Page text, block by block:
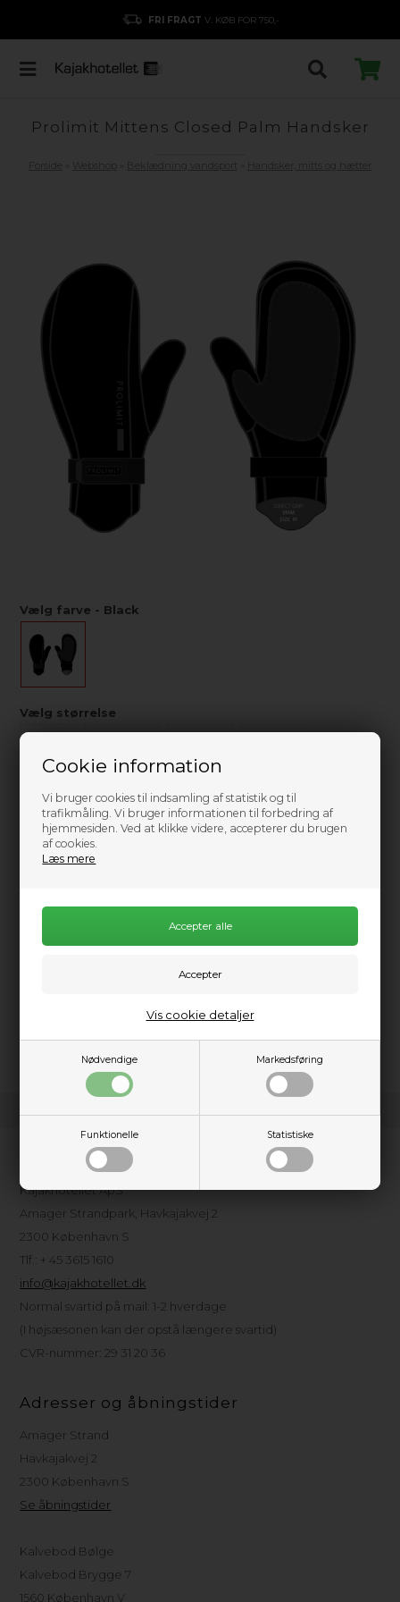
Cookie information
Vi bruger cookies til indsamling af statistik og til
trafikmåling. Vi bruger informationen til forbedring af
hjemmesiden. Ved at klikke videre, accepterer du brugen
af cookies.
Læs mere
Nødvendige Markedsføring
Funktionelle Statistiske
Vis cookie detaljer
FRI FRAGT V. KØB FOR 750,-
Prolimit Mittens Closed Palm Handsker
Vælg farve - Black
Vælg størrelse
Ikke på lager
Send mail når varen kommer på lager igen
299,00
3mm double lined mitten for max. warmth. Velcro closure.
Kundeservice
Kajakhotellet ApS
Amager Strandpark, Havkajakvej 2
2300 København S
Tlf.: + 45 3615 1610
info@kajakhotellet.dk
Normal svartid på mail: 1-2 hverdage
(I højsæsonen kan der opstå længere svartid)
CVR-nummer: 29 31 20 36
Adresser og åbningstider
Amager Strand
Havkajakvej 2
2300 København S
Se åbningstider
Kalvebod Bølge
Kalvebod Brygge 7
1560 København V